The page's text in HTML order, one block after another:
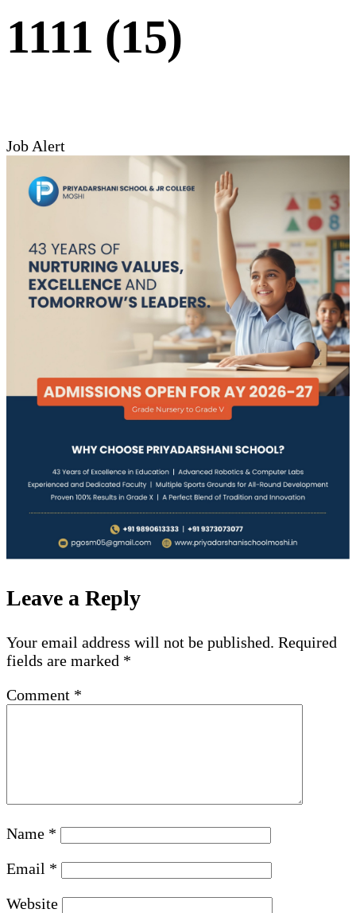
1111 (15)
Job Alert
Leave a Reply
Your email address will not be published. Required
fields are marked *
Comment *
Name *
Email *
Website